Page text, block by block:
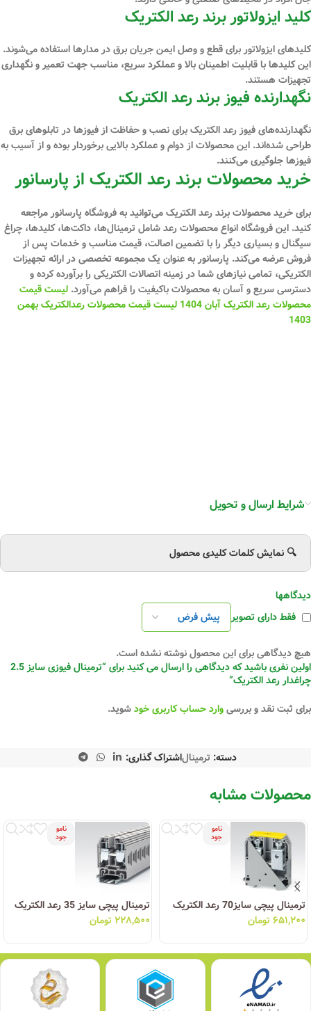
کلید ایزولاتور برند رعد الکتریک
کلیدهای ایزولاتور برای قطع و وصل ایمن جریان برق در مدارها استفاده می‌شوند.
این کلیدها با قابلیت اطمینان بالا و عملکرد سریع، مناسب جهت تعمیر و نگهداری
تجهیزات هستند.
نگهدارنده فیوز برند رعد الکتریک
نگهدارنده‌های فیوز رعد الکتریک برای نصب و حفاظت از فیوزها در تابلوهای برق
طراحی شده‌اند. این محصولات از دوام و عملکرد بالایی برخوردار بوده و از آسیب به
فیوزها جلوگیری می‌کنند.
خرید محصولات برند رعد الکتریک از پارسانور
برای خرید محصولات برند رعد الکتریک می‌توانید به فروشگاه پارسانور مراجعه
کنید. این فروشگاه انواع محصولات رعد شامل ترمینال‌ها، داکت‌ها، کلیدها، چراغ
سیگنال و بسیاری دیگر را با تضمین اصالت، قیمت مناسب و خدمات پس از
فروش عرضه می‌کند. پارسانور به عنوان یک مجموعه تخصصی در ارائه تجهیزات
الکتریکی، تمامی نیازهای شما در زمینه اتصالات الکتریکی را برآورده کرده و
دسترسی سریع و آسان به محصولات باکیفیت را فراهم می‌آورد. لیست قیمت
محصولات رعد الکتریک آبان 1404
لیست قیمت محصولات رعدالکتریک بهمن
1403
شرایط ارسال و تحویل
🔍 نمایش کلمات کلیدی محصول
دیدگاهها
فقط دارای تصویر
هیچ دیدگاهی برای این محصول نوشته نشده است.
اولین نفری باشید که دیدگاهی را ارسال می کنید برای “ترمینال فیوزی سایز 2.5
چراغدار رعد الکتریک”
برای ثبت نقد و بررسیوارد حساب کاربری خودشوید.
دسته: ترمینالاشتراک گذاری:
محصولات مشابه
نامو
جود
ترمینال پیچی سایز70 رعد الکتریک
۶۵۱,۲۰۰تومان
نامو
جود
ترمینال پیچی سایز 35 رعد الکتریک
۲۲۸,۵۰۰ تومان